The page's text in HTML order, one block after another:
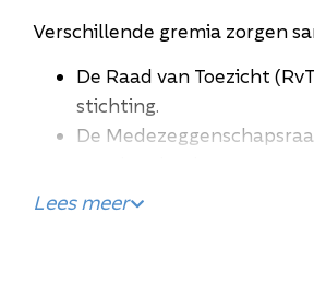
Verschillende gremia zorgen
De Raad van Toezicht
stichting.
De
De Commissie voor de
Lees meer